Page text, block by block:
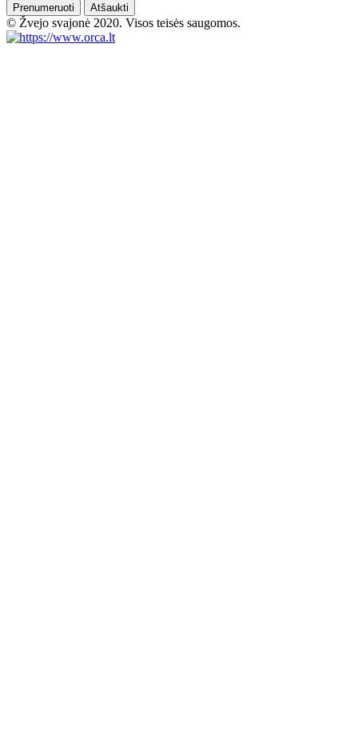
Prenumeruoti Atšaukti
© Žvejo svajonė 2020. Visos teisės saugomos.